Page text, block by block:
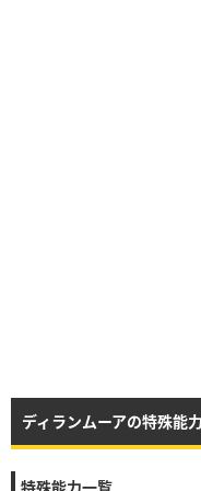
ディランムーアの特殊能力
特殊能力一覧